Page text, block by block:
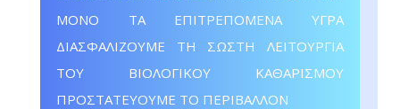
ΜΟΝΟ ΤΑ ΕΠΙΤΡΕΠΟΜΕΝΑ ΥΓΡΑ
ΔΙΑΣΦΑΛΙΖΟΥΜΕ ΤΗ ΣΩΣΤΗ ΛΕΙΤΟΥΡΓΙΑ
ΤΟΥ ΒΙΟΛΟΓΙΚΟΥ ΚΑΘΑΡΙΣΜΟΥ
ΠΡΟΣΤΑΤΕΥΟΥΜΕ ΤΟ ΠΕΡΙΒΑΛΛΟΝ